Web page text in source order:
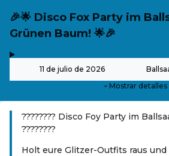
🎉🌟 Disco Fox Party im
Grünen Baum! 🌟🎉
11 de julio de 2026
Mostrar detalles
???????? Disco Foy Party im
????????
Holt eure Glitzer-Outfits raus